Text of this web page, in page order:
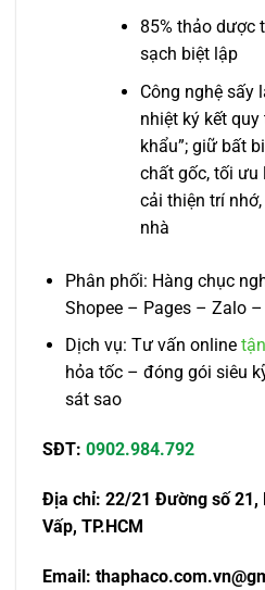
85% thảo dược
sạch biệt lập
Công nghệ sấy
nhiệt ký kết
khẩu”; giữ bất
chất gốc, tối ưu
cải thiện trí
nhà
Phân phối: Hàng chục
Shopee – Pages – Zalo
Dịch vụ: Tư vấn online
hỏa tốc – đóng gói siêu
sát sao
SĐT: 0902.984.792
Địa chỉ: 22/21 Đường số 21,
Vấp, TP.HCM
Email: